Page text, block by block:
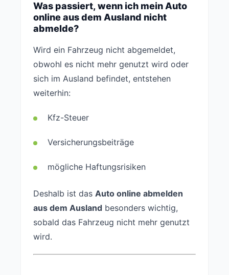
Was passiert, wenn ich mein Auto
online aus dem Ausland nicht
abmelde?
Wird ein Fahrzeug nicht abgemeldet,
obwohl es nicht mehr genutzt wird oder
sich im Ausland befindet, entstehen
weiterhin:
Kfz-Steuer
Versicherungsbeiträge
mögliche Haftungsrisiken
Deshalb ist das Auto online abmelden
aus dem Ausland besonders wichtig,
sobald das Fahrzeug nicht mehr genutzt
wird.